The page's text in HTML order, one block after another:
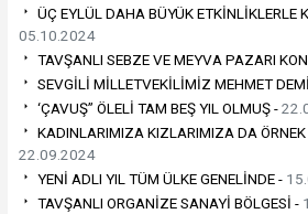
ÜÇ EYLÜL DAHA BÜYÜK ETKİNLİKLERLE
05.10.2024
TAVŞANLI SEBZE VE MEYVA PAZARI
SEVGİLİ MİLLETVEKİLİMİZ MEHMET
‘ÇAVUŞ” ÖLELİ TAM BEŞ YIL OLMUŞ -
KADINLARIMIZA KIZLARIMIZA DA
22.09.2024
YENİ ADLI YIL TÜM ÜLKE GENELİNDE -
TAVŞANLI ORGANİZE SANAYİ BÖLGESİ -